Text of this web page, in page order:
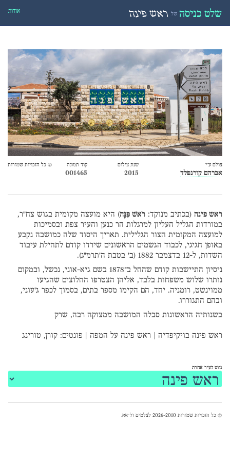
שלט כניסה של ראש פינה אודות
צולם ע״י
אברהם קורנפלד
שנת צילום
2015
קוד תמונה
001465
© כל הזכויות שמורות
ראש פינה (בכתיב מנוקד:רֹאשׁ פִּנָּה) היא מועצה מקומית בגוש צח"ר,
במורדות הגליל העליון למרגלות הר כנען והעיר צפת ובסמיכות
למועצה המקומית חצור הגלילית. תאריך היסוד שלה כמושבה נקבע
באופן חגיגי, לכבוד הגשמים הראשונים שירדו קודם לתחילת עיבוד
השדות, ל-12 בדצמבר 1882 (ב' בטבת ה'תרמ"ג).
ניסיון התיישבות קודם שהחל ב־1878 בשם גיא-אוני, נכשל, ובמקום
נותרו שלוש משפחות בלבד, אליהן הצטרפו החלוצים שהגיעו
ממוינשט, רומניה. יחד, הם הקימו מספר בתים, בסמוך לכפר ג'עוני,
ובהם התגוררו.
בשנותיה הראשונות סבלה המושבה ממצוקה רבה, שרק
ראש פינה בויקיפדיה |ראש פינה על המפה פונטים:קורן, טורינג
נווט לעיר אחרת
© כל הזכויות שמורות 2026-2010 לצלמים ול־ אאא.